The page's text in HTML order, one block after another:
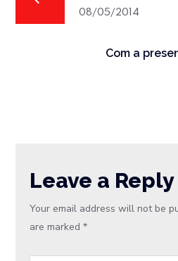
08/05/2014
Com a
Leave a Reply
Your email address will not be
are marked*